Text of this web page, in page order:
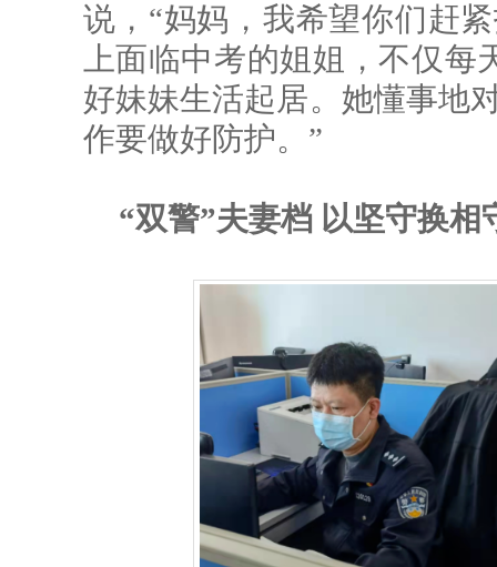
说，“妈妈，我希望你们赶
上面临中考的姐姐，不仅
好妹妹生活起居。她懂事地
作要做好防护。”
“双警”夫妻档 以坚守换相